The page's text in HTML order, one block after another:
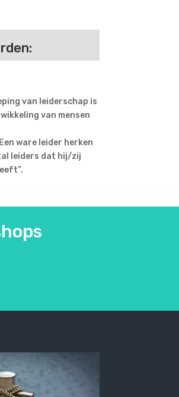
van leiderschap is
van mensen
ware leider herken
leiders dat hij/zij